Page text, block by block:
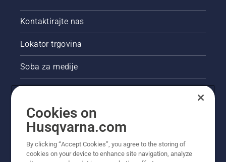
Kontaktirajte nas
Lokator trgovina
Soba za medije
Akcije
Pravne informacije o proizvodu
Ostale stranice tvrtke Husqvarna
Cookies on
Husqvarna.com
By clicking “Accept Cookies”, you agree to the storing of
cookies on your device to enhance site navigation, analyze